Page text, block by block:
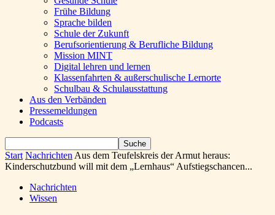
Frühe Bildung
Sprache bilden
Schule der Zukunft
Berufsorientierung & Berufliche Bildung
Mission MINT
Digital lehren und lernen
Klassenfahrten & außerschulische Lernorte
Schulbau & Schulausstattung
Aus den Verbänden
Pressemeldungen
Podcasts
Start Nachrichten Aus dem Teufelskreis der Armut heraus:
Kinderschutzbund will mit dem „Lernhaus“ Aufstiegschancen...
Nachrichten
Wissen